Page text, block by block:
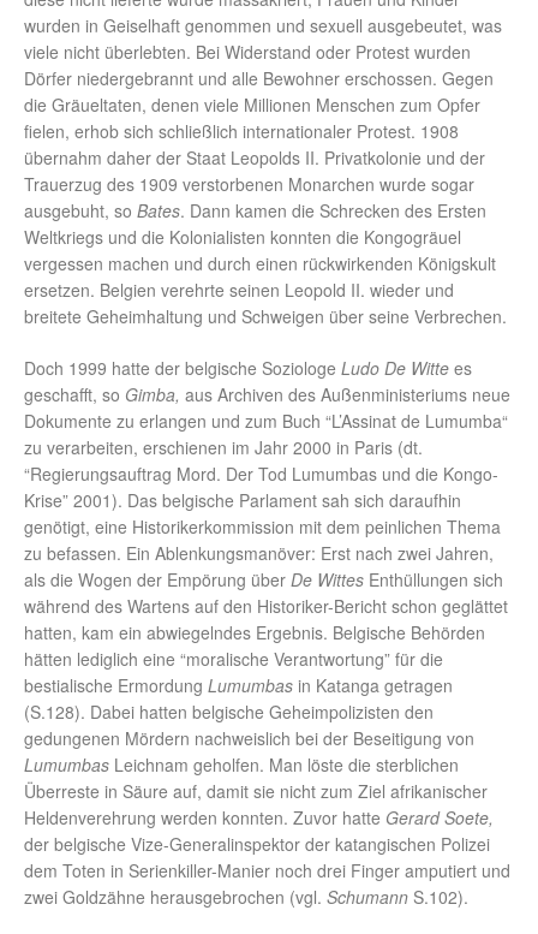
wurden in Geiselhaft genommen und sexuell ausgebeutet, was
viele nicht überlebten. Bei Widerstand oder Protest wurden
Dörfer niedergebrannt und alle Bewohner erschossen. Gegen
die Gräueltaten, denen viele Millionen Menschen zum Opfer
fielen, erhob sich schließlich internationaler Protest. 1908
übernahm daher der Staat Leopolds II. Privatkolonie und der
Trauerzug des 1909 verstorbenen Monarchen wurde sogar
ausgebuht, so Bates. Dann kamen die Schrecken des Ersten
Weltkriegs und die Kolonialisten konnten die Kongogräuel
vergessen machen und durch einen rückwirkenden Königskult
ersetzen. Belgien verehrte seinen Leopold II. wieder und
breitete Geheimhaltung und Schweigen über seine Verbrechen.
Doch 1999 hatte der belgische Soziologe Ludo De Witte es
geschafft, so Gimba, aus Archiven des Außenministeriums neue
Dokumente zu erlangen und zum Buch “L’Assinat de Lumumba“
zu verarbeiten, erschienen im Jahr 2000 in Paris (dt.
“Regierungsauftrag Mord. Der Tod Lumumbas und die Kongo-
Krise” 2001). Das belgische Parlament sah sich daraufhin
genötigt, eine Historikerkommission mit dem peinlichen Thema
zu befassen. Ein Ablenkungsmanöver: Erst nach zwei Jahren,
als die Wogen der Empörung über De Wittes Enthüllungen sich
während des Wartens auf den Historiker-Bericht schon geglättet
hatten, kam ein abwiegelndes Ergebnis. Belgische Behörden
hätten lediglich eine “moralische Verantwortung” für die
bestialische Ermordung Lumumbas in Katanga getragen
(S.128). Dabei hatten belgische Geheimpolizisten den
gedungenen Mördern nachweislich bei der Beseitigung von
Lumumbas Leichnam geholfen. Man löste die sterblichen
Überreste in Säure auf, damit sie nicht zum Ziel afrikanischer
Heldenverehrung werden konnten. Zuvor hatte Gerard Soete,
der belgische Vize-Generalinspektor der katangischen Polizei
dem Toten in Serienkiller-Manier noch drei Finger amputiert und
zwei Goldzähne herausgebrochen (vgl. Schumann S.102).